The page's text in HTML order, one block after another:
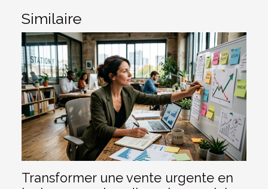
Similaire
Transformer une vente urgente en